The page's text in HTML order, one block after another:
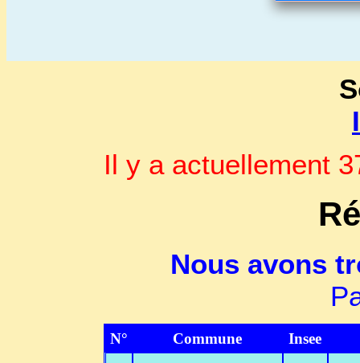
Il y a actuellement
Nous avons
N° Commune Insee